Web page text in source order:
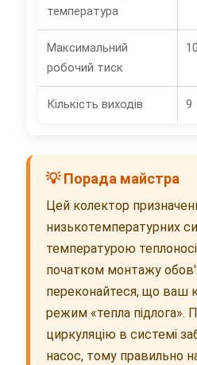
температура
Максимальний
робочий тиск
Кількість виходів 9
💡 Порада майстра
Цей колектор
низькотемпературних
температурою
початком монтажу
переконайтеся, що ваш
режим «тепла підлога».
циркуляцію в системі
насос, тому правильно